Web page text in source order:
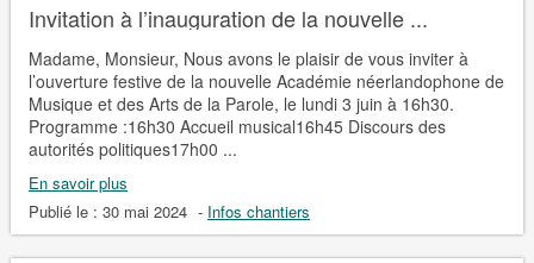
Invitation à l’inauguration de la nouvelle ...
Madame, Monsieur, Nous avons le plaisir de vous inviter à
l’ouverture festive de la nouvelle Académie néerlandophone de
Musique et des Arts de la Parole, le lundi 3 juin à 16h30.
Programme :16h30 Accueil musical16h45 Discours des
autorités politiques17h00 ...
En savoir plus
Publié le : 30 mai 2024 - Infos chantiers